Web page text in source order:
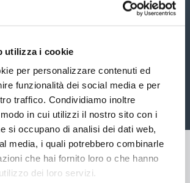
utilizza i cookie
per personalizzare contenuti ed
funzionalità dei social media e per
traffico. Condividiamo inoltre
in cui utilizzi il nostro sito con i
si occupano di analisi dei dati web,
media, i quali potrebbero combinarle
che hai fornito loro o che hanno
dei loro servizi.